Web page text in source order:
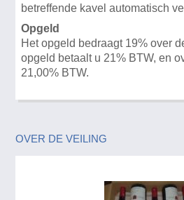
betreffende kavel automatisch
Opgeld
Het opgeld bedraagt 19% over
opgeld betaalt u 21% BTW, en
21,00% BTW.
OVER DE VEILING